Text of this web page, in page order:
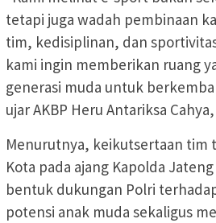
tetapi juga wadah pembinaan
tim, kedisiplinan, dan
kami ingin memberikan ruang
generasi muda untuk
ujar AKBP Heru Antariksa
Menurutnya, keikutsertaan tim
Kota pada ajang Kapolda
bentuk dukungan Polri
potensi anak muda sekaligus